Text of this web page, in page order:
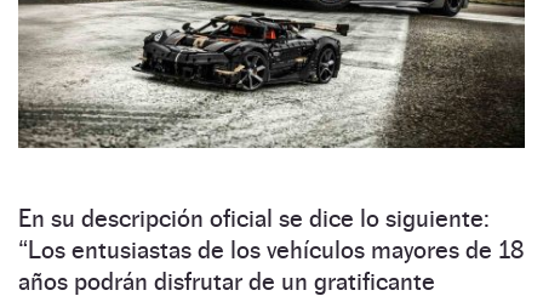
En su descripción oficial se dice lo siguiente:
“Los entusiastas de los vehículos mayores de 18
años podrán disfrutar de un gratificante